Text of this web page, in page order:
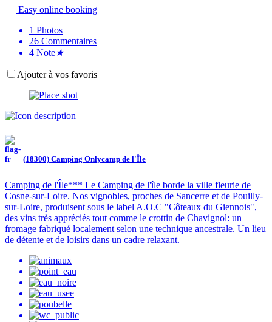
Easy online booking
1 Photos
26 Commentaires
4 Note★
Ajouter à vos favoris
(18300) Camping Onlycamp de l'Île
Camping de l'Île*** Le Camping de l'île borde la ville fleurie de
Cosne-sur-Loire. Nos vignobles, proches de Sancerre et de Pouilly-
sur-Loire, produisent sous le label A.O.C "Côteaux du Giennois",
des vins très appréciés tout comme le crottin de Chavignol: un
fromage fabriqué localement selon une technique ancestrale. Un lieu
de détente et de loisirs dans un cadre relaxant.